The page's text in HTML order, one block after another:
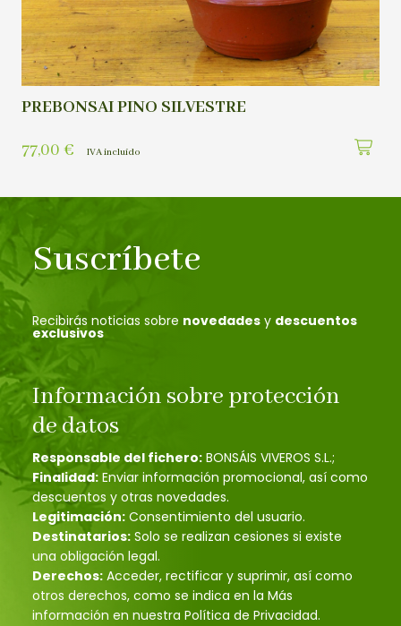
PREBONSAI PINO SILVESTRE
77,00 € IVA incluído
Suscríbete
Recibirás noticias sobre novedades y descuentos
exclusivos
Información sobre protección
de datos
Responsable del fichero: BONSÁIS VIVEROS S.L.;
Finalidad: Enviar información promocional, así como
descuentos y otras novedades.
Legitimación: Consentimiento del usuario.
Destinatarios: Solo se realizan cesiones si existe
una obligación legal.
Derechos: Acceder, rectificar y suprimir, así como
otros derechos, como se indica en la Más
información en nuestra Política de Privacidad.